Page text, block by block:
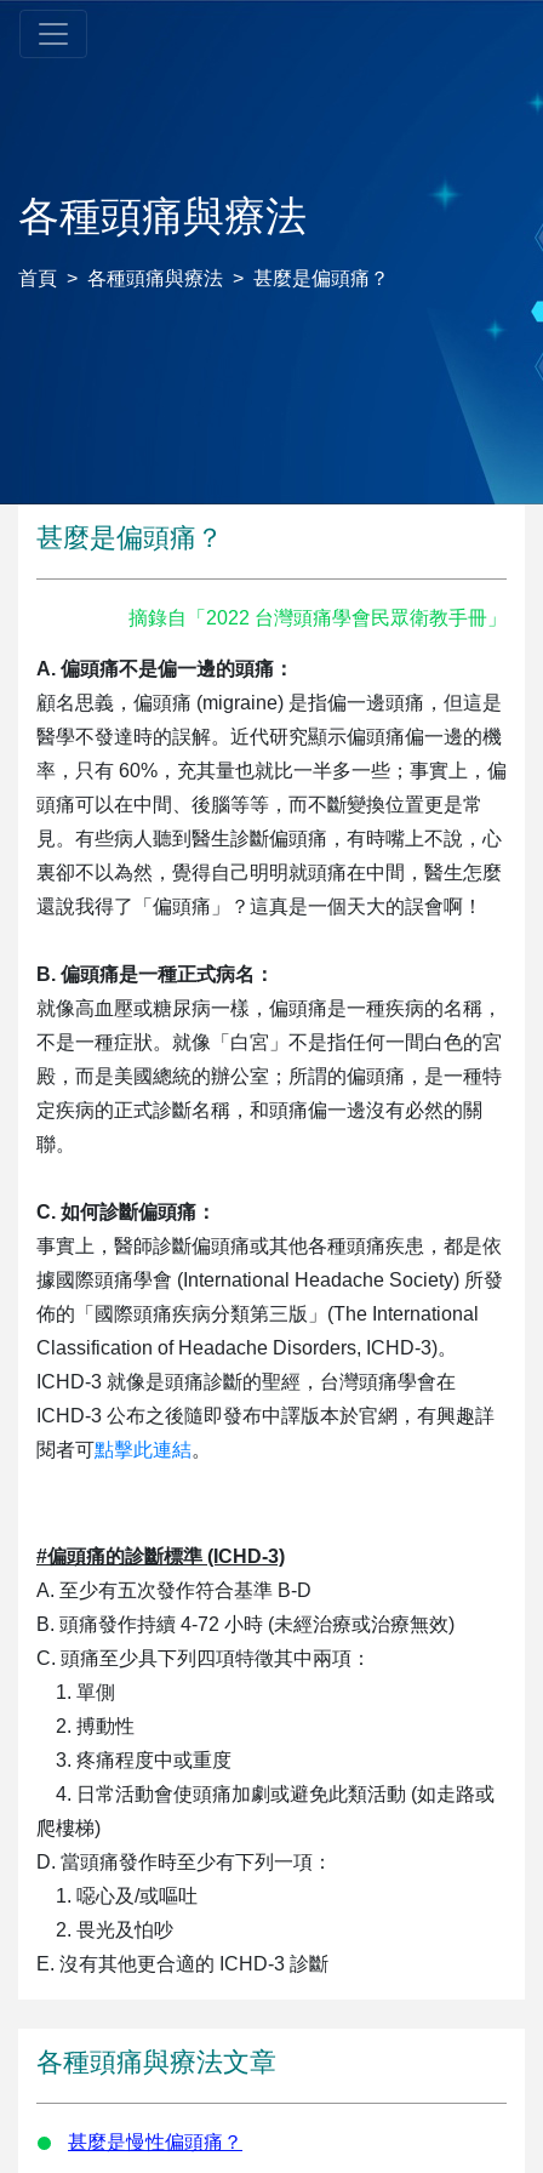
各種頭痛與療法
首頁 各種頭痛與療法 甚麼是偏頭痛？
甚麼是偏頭痛？
摘錄自「2022 台灣頭痛學會民眾衛教手冊」
A. 偏頭痛不是偏一邊的頭痛：
顧名思義，偏頭痛 (migraine) 是指偏一邊頭痛，但這是
醫學不發達時的誤解。近代研究顯示偏頭痛偏一邊的機
率，只有 60%，充其量也就比一半多一些；事實上，偏
頭痛可以在中間、後腦等等，而不斷變換位置更是常
見。有些病人聽到醫生診斷偏頭痛，有時嘴上不說，心
裏卻不以為然，覺得自己明明就頭痛在中間，醫生怎麼
還說我得了「偏頭痛」？這真是一個天大的誤會啊！
B. 偏頭痛是一種正式病名：
就像高血壓或糖尿病一樣，偏頭痛是一種疾病的名稱，
不是一種症狀。就像「白宮」不是指任何一間白色的宮
殿，而是美國總統的辦公室；所謂的偏頭痛，是一種特
定疾病的正式診斷名稱，和頭痛偏一邊沒有必然的關
聯。
C. 如何診斷偏頭痛：
事實上，醫師診斷偏頭痛或其他各種頭痛疾患，都是依
據國際頭痛學會 (International Headache Society) 所發
佈的「國際頭痛疾病分類第三版」(The International
Classification of Headache Disorders, ICHD-3)。
ICHD-3 就像是頭痛診斷的聖經，台灣頭痛學會在
ICHD-3 公布之後隨即發布中譯版本於官網，有興趣詳
閱者可點擊此連結。
#偏頭痛的診斷標準 (ICHD-3)
A. 至少有五次發作符合基準 B-D
B. 頭痛發作持續 4-72 小時 (未經治療或治療無效)
C. 頭痛至少具下列四項特徵其中兩項：
1. 單側
2. 搏動性
3. 疼痛程度中或重度
4. 日常活動會使頭痛加劇或避免此類活動 (如走路或
爬樓梯)
D. 當頭痛發作時至少有下列一項：
1. 噁心及/或嘔吐
2. 畏光及怕吵
E. 沒有其他更合適的 ICHD-3 診斷
各種頭痛與療法文章
甚麼是慢性偏頭痛？